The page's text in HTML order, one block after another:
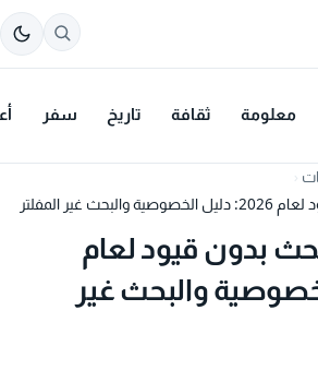
معلومة ثقافة تاريخ سفر
›
غير المفلتر
بدون قيود لعام
الخصوصية والبحث غير